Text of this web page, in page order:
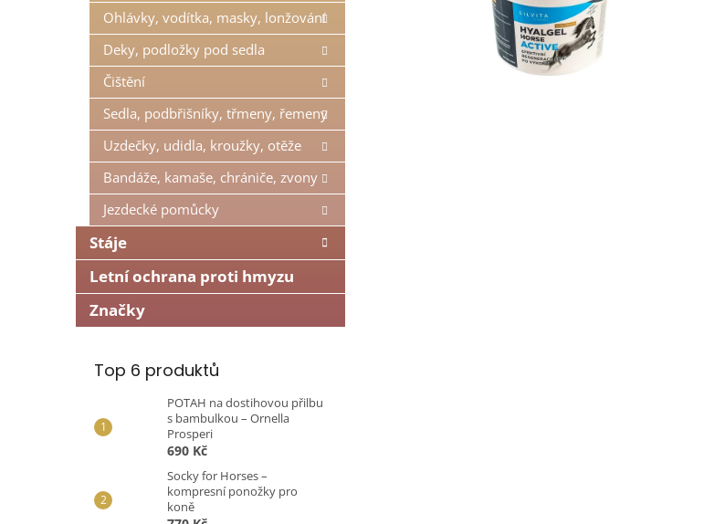
Ohlávky, vodítka, masky, lonžování
Deky, podložky pod sedla
Čištění
Sedla, podbřišníky, třmeny, řemeny
Uzdečky, udidla, kroužky, otěže
Bandáže, kamaše, chrániče, zvony
Jezdecké pomůcky
Stáje
Letní ochrana proti hmyzu
Značky
Top 6 produktů
POTAH na dostihovou přilbu
s bambulkou – Ornella
Prosperi
690 Kč
Socky for Horses –
kompresní ponožky pro
koně